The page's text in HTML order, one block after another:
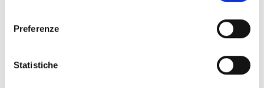
Preferenze
Statistiche
Acessórios Senseware
Acessórios da Série Industrial